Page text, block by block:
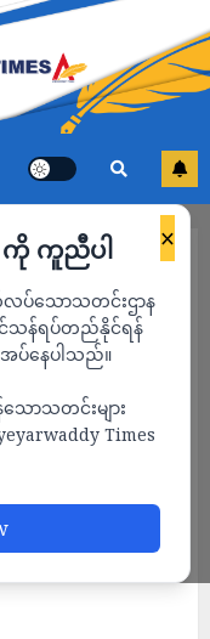
×
ကို ကူညီပါ
သောသတင်းဌာန
သန်ရပ်တည်နိုင်ရန်
နေပါသည်။
ာသတင်းများ
Times
တွေ ပြုလုပ်မယ်လို့